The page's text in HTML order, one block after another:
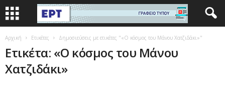
Αρχική Ετικέτες Δημοσιεύσεις με ετικέτες "«Ο κόσμος του Μάνου Χατζιδάκι»"
Ετικέτα: «Ο κόσμος του Μάνου
Χατζιδάκι»